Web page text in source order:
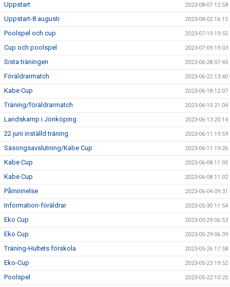
Uppstart 2023-08-07 12:58
Uppstart-8 augusti 2023-08-02 16:15
Poolspel och cup 2023-07-19 19:55
Cup och poolspel 2023-07-09 19:03
Sista träningen 2023-06-28 07:45
Föräldrarmatch 2023-06-22 13:40
Kabe Cup 2023-06-18 12:07
Träning/föräldrarmatch 2023-06-15 21:04
Landskamp i Jönköping 2023-06-13 20:14
22 juni inställd träning 2023-06-11 19:59
Säsongsavslutning/Kabe Cup 2023-06-11 19:26
Kabe Cup 2023-06-08 11:05
Kabe Cup 2023-06-08 11:02
Påminnelse 2023-06-04 09:31
Information-föräldrar 2023-05-30 11:54
Eko Cup 2023-05-29 06:53
Eko Cup 2023-05-29 06:39
Träning-Hultets förskola 2023-05-26 17:58
Eko-Cup 2023-05-23 19:52
Poolspel 2023-05-22 10:25